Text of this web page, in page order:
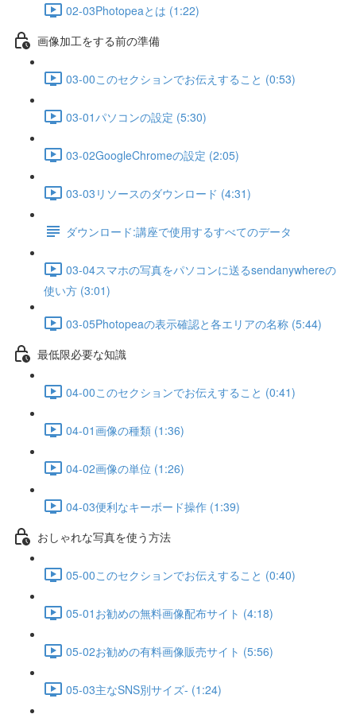
02-03Photopeaとは (1:22)
画像加工をする前の準備
03-00このセクションでお伝えすること (0:53)
03-01パソコンの設定 (5:30)
03-02GoogleChromeの設定 (2:05)
03-03リソースのダウンロード (4:31)
ダウンロード:講座で使用するすべてのデータ
03-04スマホの写真をパソコンに送るsendanywhereの
使い方 (3:01)
03-05Photopeaの表示確認と各エリアの名称 (5:44)
最低限必要な知識
04-00このセクションでお伝えすること (0:41)
04-01画像の種類 (1:36)
04-02画像の単位 (1:26)
04-03便利なキーボード操作 (1:39)
おしゃれな写真を使う方法
05-00このセクションでお伝えすること (0:40)
05-01お勧めの無料画像配布サイト (4:18)
05-02お勧めの有料画像販売サイト (5:56)
05-03主なSNS別サイズ- (1:24)